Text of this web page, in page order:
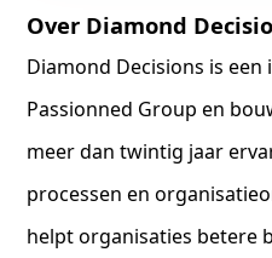
Over Diamond
Diamond Decisions is een
Passionned Group en
meer dan twintig jaar
processen en
helpt organisaties betere